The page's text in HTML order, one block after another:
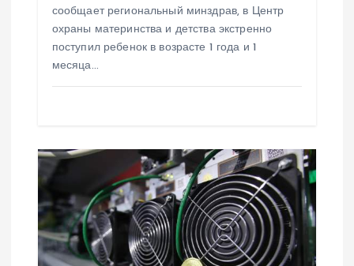
сообщает региональный минздрав, в Центр
охраны материнства и детства экстренно
поступил ребенок в возрасте 1 года и 1
месяца…